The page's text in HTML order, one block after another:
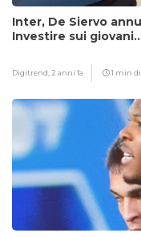
Inter, De Siervo
Investire sui
Digitrend, 2 anni fa 1 min